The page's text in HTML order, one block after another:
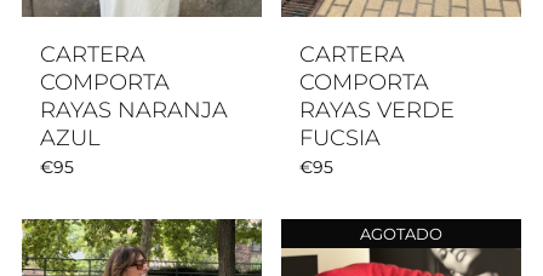
CARTERA
COMPORTA
RAYAS NARANJA
AZUL
€95
CARTERA
COMPORTA
RAYAS VERDE
FUCSIA
€95
AGOTADO